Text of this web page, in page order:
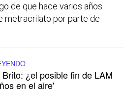
de que hace varios años
metracrilato por parte de
¿el posible fin de LAM
en el aire'